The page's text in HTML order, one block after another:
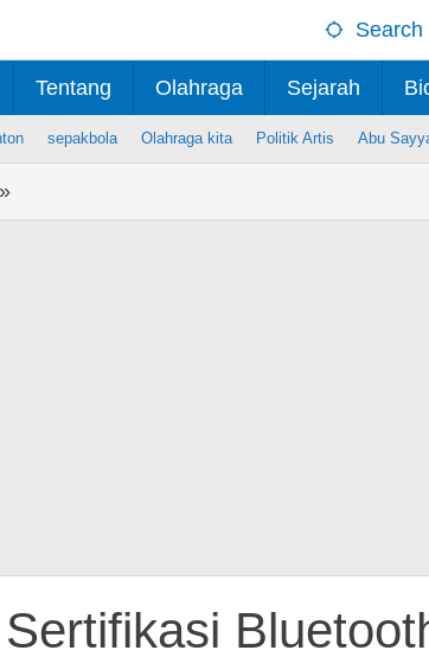
Search
Tentang Olahraga Sejarah
sepakbola Olahraga kita Politik Artis Abu
»
Sertifikasi